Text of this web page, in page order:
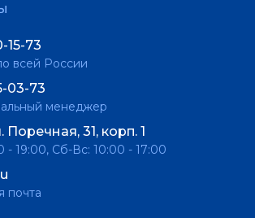
15-73
всей России
03-73
менеджер
Поречная, 31, корп. 1
- 19:00, Сб-Вс: 10:00 - 17:00
почта